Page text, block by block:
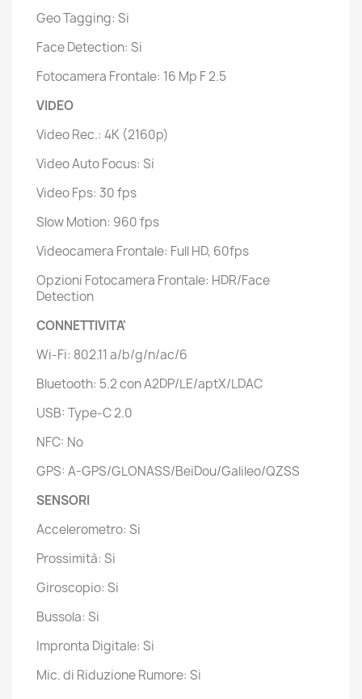
Geo Tagging: Si
Face Detection: Si
Fotocamera Frontale: 16 Mp F 2.5
VIDEO
Video Rec.: 4K (2160p)
Video Auto Focus: Si
Video Fps: 30 fps
Slow Motion: 960 fps
Videocamera Frontale: Full HD, 60fps
Opzioni Fotocamera Frontale: HDR/Face
Detection
CONNETTIVITA'
Wi-Fi: 802.11 a/b/g/n/ac/6
Bluetooth: 5.2 con A2DP/LE/aptX/LDAC
USB: Type-C 2.0
NFC: No
GPS: A-GPS/GLONASS/BeiDou/Galileo/QZSS
SENSORI
Accelerometro: Si
Prossimità: Si
Giroscopio: Si
Bussola: Si
Impronta Digitale: Si
Mic. di Riduzione Rumore: Si